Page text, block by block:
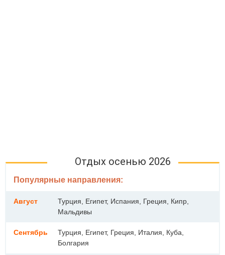
Отдых осенью 2026
Популярные направления:
Август
Турция, Египет, Испания, Греция, Кипр,
Мальдивы
Сентябрь
Турция, Египет, Греция, Италия, Куба,
Болгария